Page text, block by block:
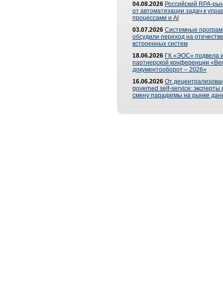
04.08.2026 Российский RPA-
от автоматизации задач к
процессами и AI
03.07.2026 Системные
обсудили переход на
встроенных систем
18.06.2026 ГК «ЭОС» подвела
партнерской конференции
документооборот – 2026»
16.06.2026 От
governed self-service: эксперты
смену парадигмы на рынке